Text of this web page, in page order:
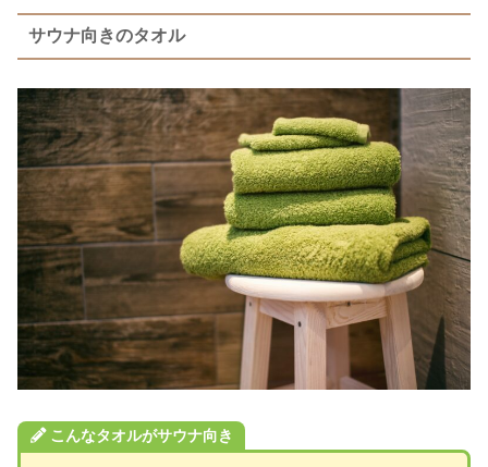
サウナ向きのタオル
こんなタオルがサウナ向き